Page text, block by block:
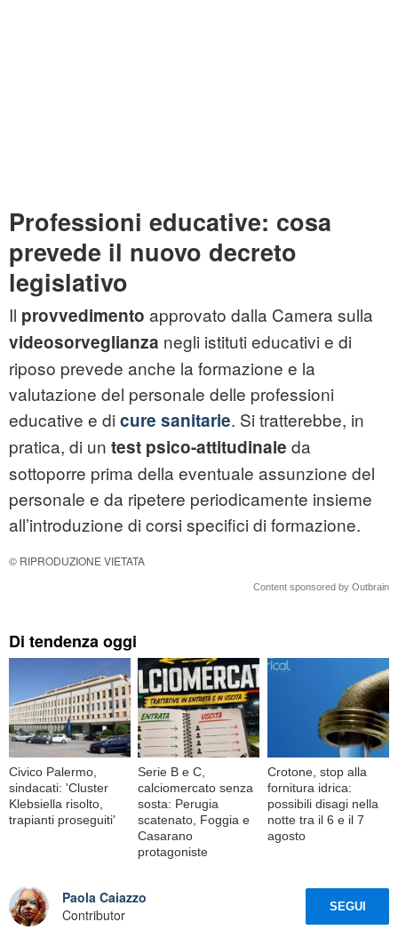
Professioni educative: cosa
prevede il nuovo decreto
legislativo
Il provvedimento approvato dalla Camera sulla
videosorveglianza negli istituti educativi e di
riposo prevede anche la formazione e la
valutazione del personale delle professioni
educative e di cure sanitarie. Si tratterebbe, in
pratica, di un test psico-attitudinale da
sottoporre prima della eventuale assunzione del
personale e da ripetere periodicamente insieme
all’introduzione di corsi specifici di formazione.
© RIPRODUZIONE VIETATA
Content sponsored by Outbrain
Di tendenza oggi
Civico Palermo,
sindacati: 'Cluster
Klebsiella risolto,
trapianti proseguiti'
Serie B e C,
calciomercato senza
sosta: Perugia
scatenato, Foggia e
Casarano
protagoniste
Crotone, stop alla
fornitura idrica:
possibili disagi nella
notte tra il 6 e il 7
agosto
Paola Caiazzo
Contributor
SEGUI